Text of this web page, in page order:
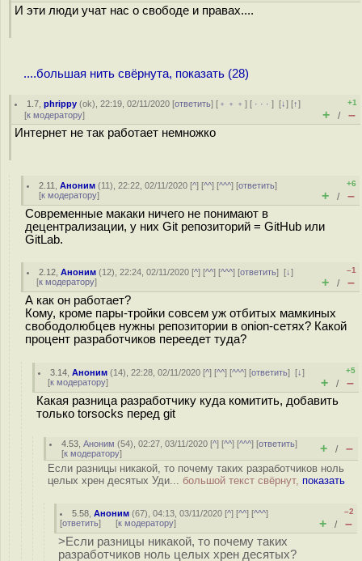
И эти люди учат нас о свободе и правах....
....большая нить свёрнута, показать (28)
1.7 ,phrippy (ok), 22:19, 02/11/2020 [ответить] [ ﹢﹢﹢] [ · · ·][↓] [↑]
[к модератору]
+1
+ / –
Интернет не так работает немножко
2.11 ,Аноним (11), 22:22, 02/11/2020 [^] [^^] [^^^] [ответить]
[к модератору]
+6
+ / –
Современные макаки ничего не понимают в
децентрализации, у них Git репозиторий = GitHub или
GitLab.
2.12 ,Аноним (12), 22:24, 02/11/2020 [^] [^^] [^^^] [ответить][↓]
[к модератору]
–1
+ / –
А как он работает?
Кому, кроме пары-тройки совсем уж отбитых мамкиных
свободолюбцев нужны репозитории в onion-сетях? Какой
процент разработчиков переедет туда?
3.14 ,Аноним (14), 22:28, 02/11/2020 [^] [^^] [^^^] [ответить][↓]
[к модератору]
+5
+ / –
Какая разница разработчику куда комитить, добавить
только torsocks перед git
4.53 ,Аноним (54), 02:27, 03/11/2020 [^] [^^] [^^^] [ответить]
[к модератору] + / –
Если разницы никакой, то почему таких разработчиков ноль
целых хрен десятых Уди... большой текст свёрнут, показать
5.58 ,Аноним (67), 04:13, 03/11/2020 [^] [^^] [^^^]
[ответить] [к модератору]
–2
+ / –
>Если разницы никакой, то почему таких
разработчиков ноль целых хрен десятых?